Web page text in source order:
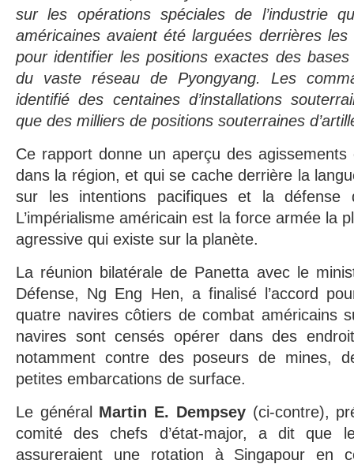
sur les opérations spéciales de l’industrie
américaines avaient été larguées derrières les
pour identifier les positions exactes des
du vaste réseau de Pyongyang. Les
identifié des centaines d’installations
que des milliers de positions souterraines
Ce rapport donne un aperçu des agissements
dans la région, et qui se cache derrière la
sur les intentions pacifiques et la
L’impérialisme américain est la force armée la
agressive qui existe sur la planète.
La réunion bilatérale de Panetta avec le
Défense, Ng Eng Hen, a finalisé l’accord
quatre navires côtiers de combat américains
navires sont censés opérer dans des
notamment contre des poseurs de mines,
petites embarcations de surface.
Le général Martin E. Dempsey(ci-contre),
comité des chefs d’état-major, a dit que
assureraient une rotation à Singapour en